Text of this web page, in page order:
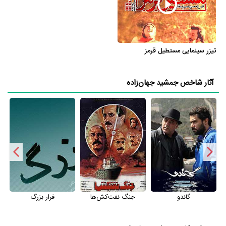
و همچنین خودش را میان مخاطبان تلویزیون مطرح کند. او در این سریال
بامحمدحسین لطیفیهمکاری داشته است. جمشید جهان‌زاده توانست با
بازی درسریال فرار بزرگتجربه بازیگری موفقی برای خود رقم بزند و
انوشیروان ارجمند
برزو ارجمند
جمشید جهان‌زاده علاوه‌برسریال فرار بزرگ، سال 1388 در 58 سالگی در
سریال نردبام آسماننیز بازی کرده است. جمشید جهان‌زاده این‌بار با
محمدحسین لطیفییعنی کارگردانسریال نردبام آسمان
وحید جلیلوند، برزو ارجمند،رحیم نوروزیوسیاوش چراغی‌پور
همکاری
داشت.
در این سال‌ها جمشید جهان‌زاده با هنرمندان بسیاری تجربه‌ی کار داشته
است اما جالب است بدانید که در میان بازیگران فرامرز قریبیان با 5 مرتبه،
تیزر سینمایی مستطیل قرمز
آثار شاخص جمشید جهان‌زاده
گاندو جنگ نفت‌کش‌ها فرار بزرگ